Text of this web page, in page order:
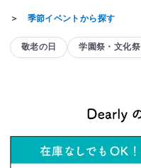
＞ 季節イベントから探す
敬老の日 学園祭・文化祭